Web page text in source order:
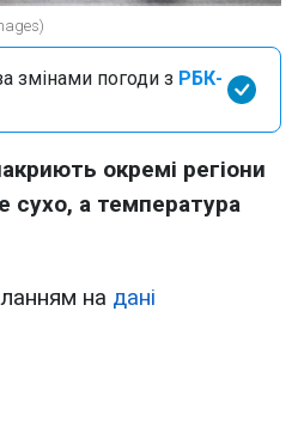
змінами погоди з РБК-
окремі регіони
сухо, а температура
на дані